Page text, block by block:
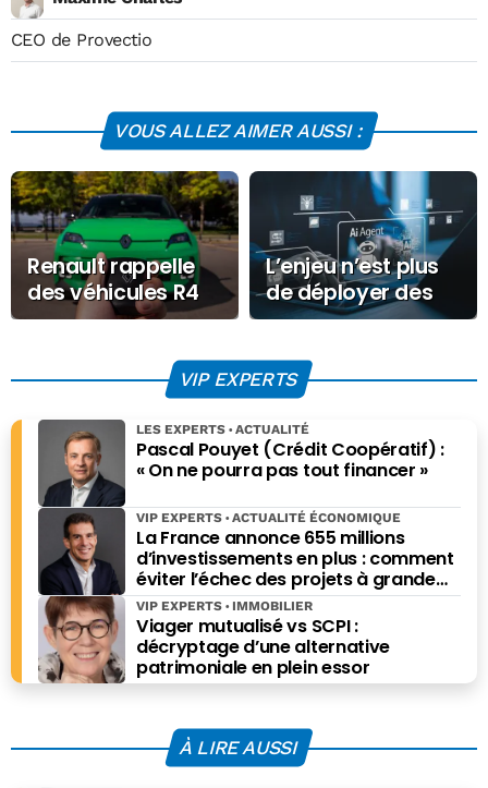
CEO de Provectio
VOUS ALLEZ AIMER AUSSI :
Renault rappelle
des véhicules R4
et R5 pour un
L’enjeu n’est plus
de déployer des
modèles ou des
de leur fournir un
contexte fiable,
maintenable et
industrialisable
VIP EXPERTS
Pascal Pouyet (Crédit Coopératif) :
« On ne pourra pas tout financer »
LES EXPERTS ACTUALITÉ
La France annonce 655 millions
d’investissements en plus : comment
éviter l’échec des projets à grande
échelle ?
VIP EXPERTS ACTUALITÉ ÉCONOMIQUE
Viager mutualisé vs SCPI :
décryptage d’une alternative
patrimoniale en plein essor
VIP EXPERTS IMMOBILIER
À LIRE AUSSI